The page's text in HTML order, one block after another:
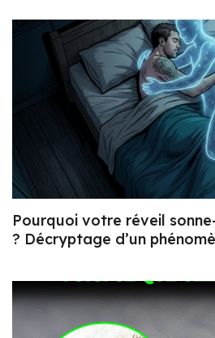
Pourquoi votre réveil
? Décryptage d’un